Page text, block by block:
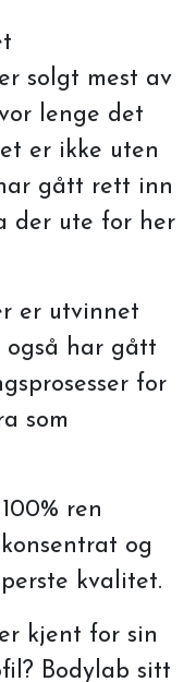
solgt mest av
lenge det
er ikke uten
gått rett inn
der ute for her
er utvinnet
også har gått
for
som
ren
og
kvalitet.
kjent for sin
Bodylab sitt